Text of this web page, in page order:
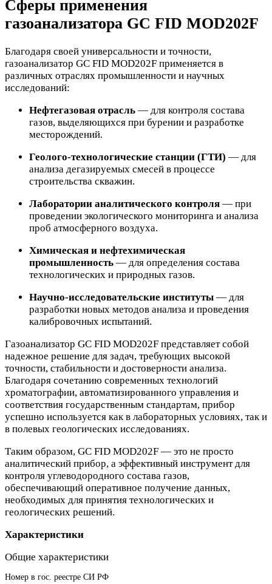
Сферы применения
газоанализатора GC FID MOD202F
Благодаря своей универсальности и точности,
газоанализатор GC FID MOD202F применяется в
различных отраслях промышленности и научных
исследований:
Нефтегазовая отрасль — для контроля состава
газов, выделяющихся при бурении и разработке
месторождений.
Геолого-технологические станции (ГТИ) — для
анализа дегазируемых смесей в процессе
строительства скважин.
Лаборатории аналитического контроля — при
проведении экологического мониторинга и анализа
проб атмосферного воздуха.
Химическая и нефтехимическая
промышленность — для определения состава
технологических и природных газов.
Научно-исследовательские институты — для
разработки новых методов анализа и проведения
калибровочных испытаний.
Газоанализатор GC FID MOD202F представляет собой
надежное решение для задач, требующих высокой
точности, стабильности и достоверности анализа.
Благодаря сочетанию современных технологий
хроматографии, автоматизированного управления и
соответствия государственным стандартам, прибор
успешно используется как в лабораторных условиях, так и
в полевых геологических исследованиях.
Таким образом, GC FID MOD202F — это не просто
аналитический прибор, а эффективный инструмент для
контроля углеводородного состава газов,
обеспечивающий оперативное получение данных,
необходимых для принятия технологических и
геологических решений.
Характеристики
Общие характеристики
Номер в гос. реестре СИ РФ